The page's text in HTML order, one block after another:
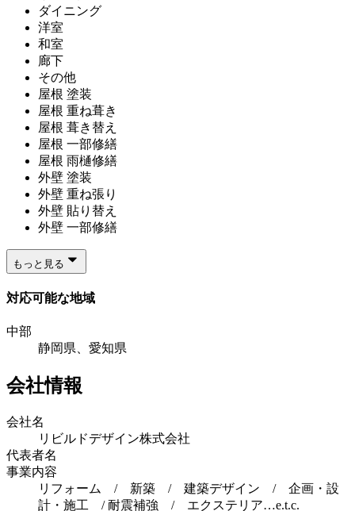
ダイニング
洋室
和室
廊下
その他
屋根 塗装
屋根 重ね葺き
屋根 葺き替え
屋根 一部修繕
屋根 雨樋修繕
外壁 塗装
外壁 重ね張り
外壁 貼り替え
外壁 一部修繕
もっと見る
対応可能な地域
中部
静岡県、愛知県
会社情報
会社名
リビルドデザイン株式会社
代表者名
事業内容
リフォーム / 新築 / 建築デザイン / 企画・設
計・施工 / 耐震補強 / エクステリア…e.t.c.